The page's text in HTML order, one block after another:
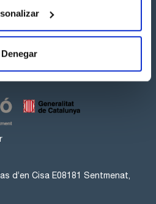
Denegar
d’en Cisa E08181 Sentmenat,